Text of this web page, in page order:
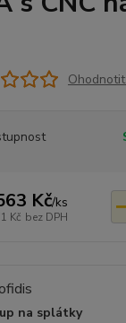
Kč/ks
Kč bez DPH
na splátky